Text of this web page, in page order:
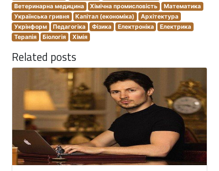
Ветеринарна медицина
Хімічна промисловість
Математика
Українська гривня
Капітал (економіка)
Архітектура
Укрінформ
Педагогіка Фізика Електроніка
Електрика
Терапія
Біологія Хімія
Related posts